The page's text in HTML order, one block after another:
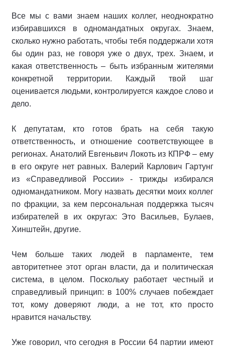
Все мы с вами знаем наших коллег, неоднократно
избиравшихся в одномандатных округах. Знаем,
сколько нужно работать, чтобы тебя поддержали хотя
бы один раз, не говоря уже о двух, трех. Знаем, и
какая ответственность – быть избранным жителями
конкретной территории. Каждый твой шаг
оценивается людьми, контролируется каждое слово и
дело.
К депутатам, кто готов брать на себя такую
ответственность, и отношение соответствующее в
регионах. Анатолий Евгеньвич Локоть из КПРФ – ему
в его округе нет равных. Валерий Карлович Гартунг
из «Справедливой России» - трижды избирался
одномандатником. Могу назвать десятки моих коллег
по фракции, за кем персональная поддержка тысяч
избирателей в их округах: Это Васильев, Булаев,
Хинштейн, другие.
Чем больше таких людей в парламенте, тем
авторитетнее этот орган власти, да и политическая
система, в целом. Поскольку работает честный и
справедливый принцип: в 100% случаев побеждает
тот, кому доверяют люди, а не тот, кто просто
нравится начальству.
Уже говорил, что сегодня в России 64 партии имеют